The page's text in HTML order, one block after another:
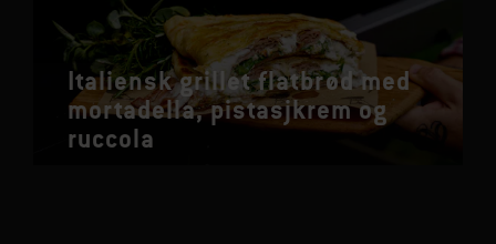
Italiensk grillet flatbrød med
mortadella, pistasjkrem og
ruccola